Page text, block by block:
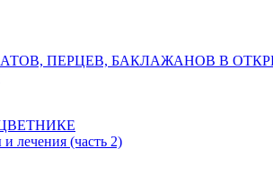
ПЕРЦЕВ, БАКЛАЖАНОВ В
(часть 2)